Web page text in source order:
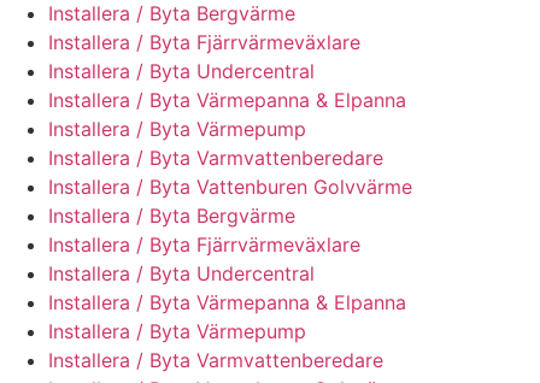
Installera / Byta Bergvärme
Installera / Byta Fjärrvärmeväxlare
Installera / Byta Undercentral
Installera / Byta Värmepanna & Elpanna
Installera / Byta Värmepump
Installera / Byta Varmvattenberedare
Installera / Byta Vattenburen Golvvärme
Installera / Byta Bergvärme
Installera / Byta Fjärrvärmeväxlare
Installera / Byta Undercentral
Installera / Byta Värmepanna & Elpanna
Installera / Byta Värmepump
Installera / Byta Varmvattenberedare